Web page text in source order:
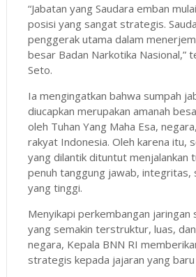
“Jabatan yang Saudara emban
posisi yang sangat strategis.
penggerak utama dalam
besar Badan Narkotika Nasional,”
Seto.
Ia mengingatkan bahwa sumpah
diucapkan merupakan amanah
oleh Tuhan Yang Maha Esa,
rakyat Indonesia. Oleh karena itu,
yang dilantik dituntut menjalankan
penuh tanggung jawab, integritas,
yang tinggi.
Menyikapi perkembangan jaringan
yang semakin terstruktur, luas,
negara, Kepala BNN RI
strategis kepada jajaran yang